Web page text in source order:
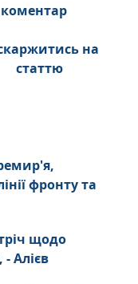
на
статтю
фронту та
щодо
Алієв